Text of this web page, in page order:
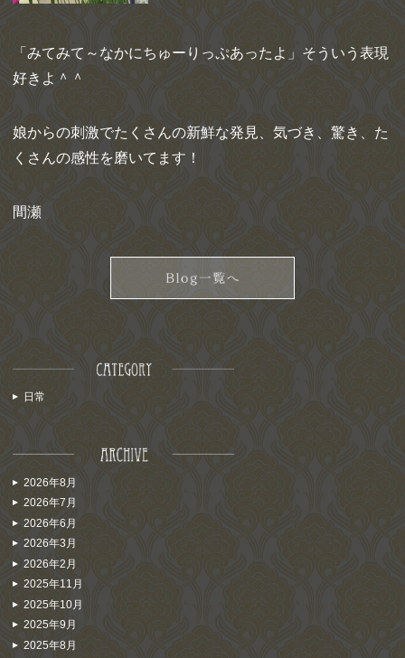
「みてみて～なかにちゅーりっぷあったよ」そういう表現
好きよ＾＾
娘からの刺激でたくさんの新鮮な発見、気づき、驚き、た
くさんの感性を磨いてます！
間瀬
日常
2026年8月
2026年7月
2026年6月
2026年3月
2026年2月
2025年11月
2025年10月
2025年9月
2025年8月